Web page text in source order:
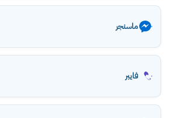
ماسنجر
فايبر